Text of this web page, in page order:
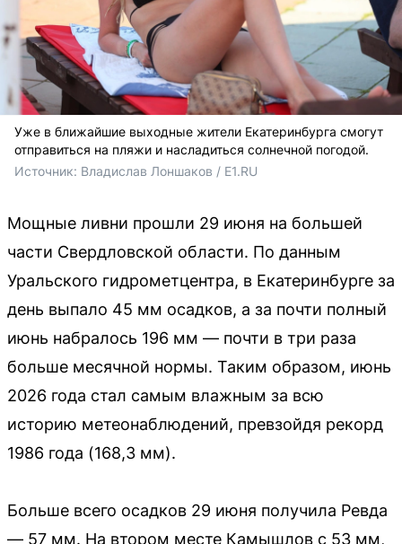
Уже в ближайшие выходные жители Екатеринбурга смогут
отправиться на пляжи и насладиться солнечной погодой.
Источник: Владислав Лоншаков / E1.RU
Мощные ливни прошли 29 июня на большей
части Свердловской области. По данным
Уральского гидрометцентра, в Екатеринбурге за
день выпало 45 мм осадков, а за почти полный
июнь набралось 196 мм — почти в три раза
больше месячной нормы. Таким образом, июнь
2026 года стал самым влажным за всю
историю метеонаблюдений, превзойдя рекорд
1986 года (168,3 мм).
Больше всего осадков 29 июня получила Ревда
— 57 мм. На втором месте Камышлов с 53 мм,